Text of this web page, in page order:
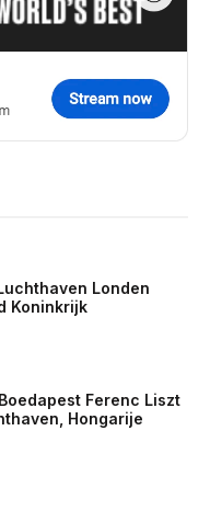
Londen
Koninkrijk
Ferenc Liszt
Hongarije